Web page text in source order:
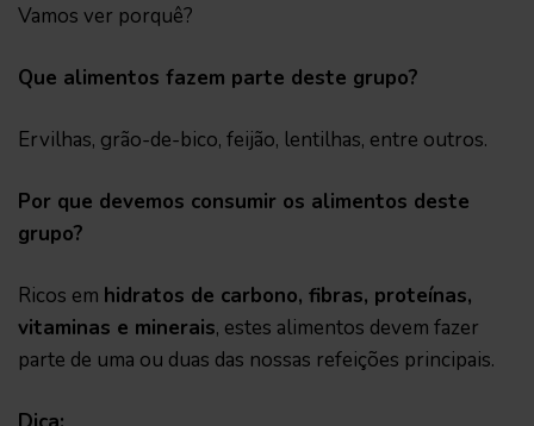
Vamos ver porquê?
Que alimentos fazem parte deste grupo?
Ervilhas, grão-de-bico, feijão, lentilhas, entre outros.
Por que devemos consumir os alimentos deste
grupo?
Ricos em hidratos de carbono, fibras, proteínas,
vitaminas e minerais, estes alimentos devem fazer
parte de uma ou duas das nossas refeições principais.